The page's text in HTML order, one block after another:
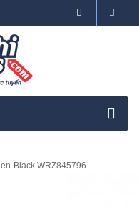
Black WRZ845796